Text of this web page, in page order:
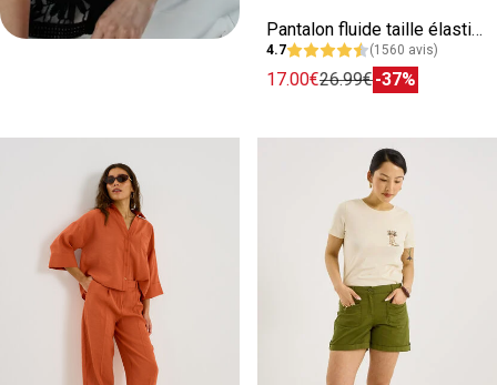
Pantalon fluide taille élastiquée femme
4.7 (1560 avis)
17.00€26.99€-37%